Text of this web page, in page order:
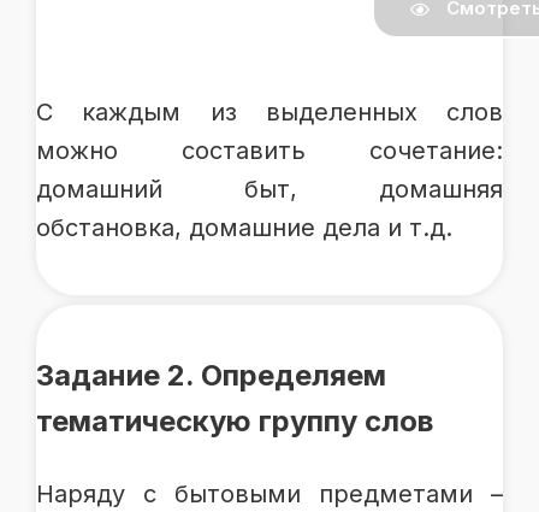
С каждым из выделенных слов
можно составить сочетание:
домашний быт, домашняя
обстановка, домашние дела и т.д.
Задание 2. Определяем
тематическую группу слов
Наряду с бытовыми предметами –